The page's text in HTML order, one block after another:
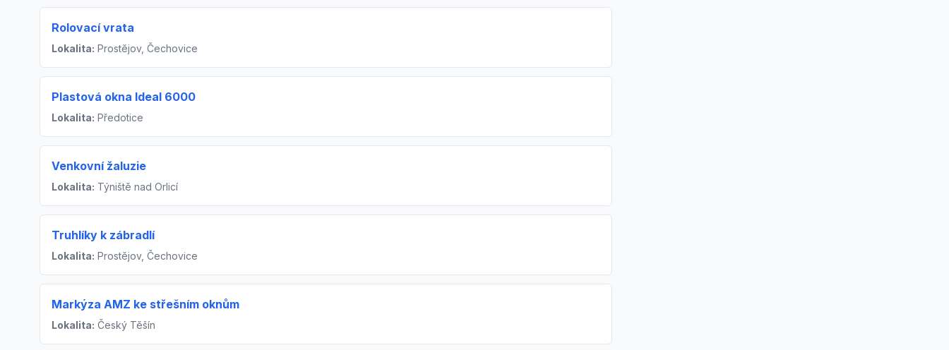
Rolovací vrata
Lokalita: Prostějov, Čechovice
Plastová okna Ideal 6000
Lokalita: Předotice
Venkovní žaluzie
Lokalita: Týniště nad Orlicí
Truhlíky k zábradlí
Lokalita: Prostějov, Čechovice
Markýza AMZ ke střešním oknům
Lokalita: Český Těšín